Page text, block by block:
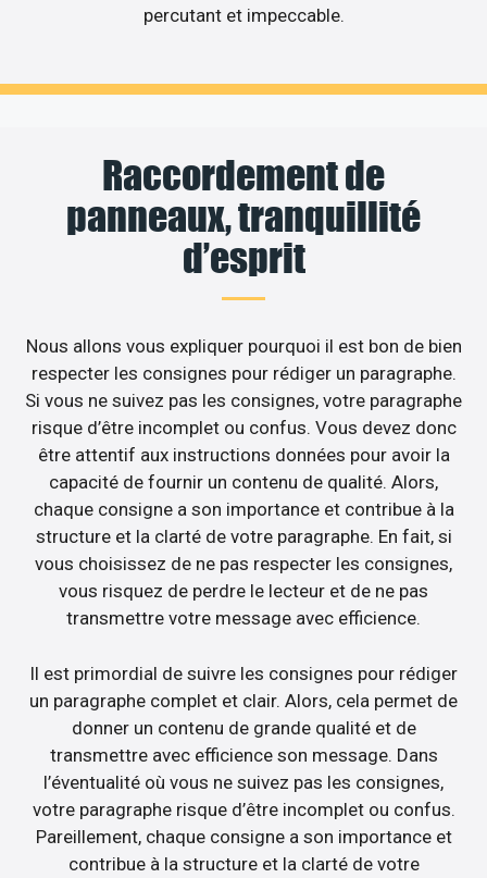
percutant et impeccable.
Raccordement de
panneaux, tranquillité
d’esprit
Nous allons vous expliquer pourquoi il est bon de bien
respecter les consignes pour rédiger un paragraphe.
Si vous ne suivez pas les consignes, votre paragraphe
risque d’être incomplet ou confus. Vous devez donc
être attentif aux instructions données pour avoir la
capacité de fournir un contenu de qualité. Alors,
chaque consigne a son importance et contribue à la
structure et la clarté de votre paragraphe. En fait, si
vous choisissez de ne pas respecter les consignes,
vous risquez de perdre le lecteur et de ne pas
transmettre votre message avec efficience.
Il est primordial de suivre les consignes pour rédiger
un paragraphe complet et clair. Alors, cela permet de
donner un contenu de grande qualité et de
transmettre avec efficience son message. Dans
l’éventualité où vous ne suivez pas les consignes,
votre paragraphe risque d’être incomplet ou confus.
Pareillement, chaque consigne a son importance et
contribue à la structure et la clarté de votre